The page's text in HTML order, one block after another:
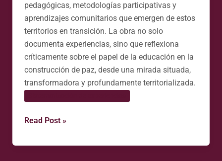
pedagógicas, metodologías participativas y
aprendizajes comunitarios que emergen de estos
territorios en transición. La obra no solo
documenta experiencias, sino que reflexiona
críticamente sobre el papel de la educación en la
construcción de paz, desde una mirada situada,
transformadora y profundamente territorializada.
Read Post »